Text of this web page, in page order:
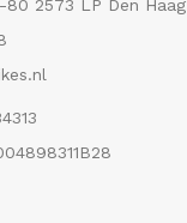
80 2573 LP Den Haag